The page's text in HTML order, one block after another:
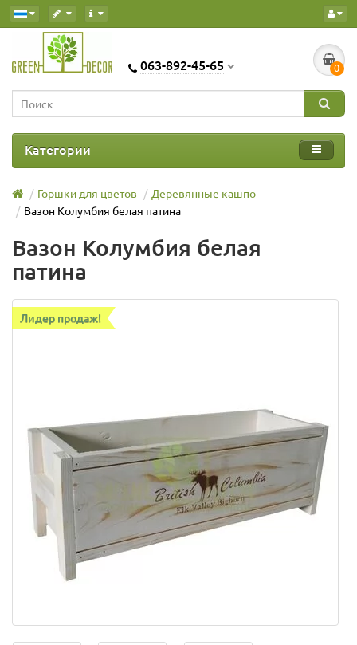
063-892-45-65 0
Категории
Горшки для цветов
Деревянные кашпо
Вазон Колумбия белая патина
Вазон Колумбия белая
патина
Лидер продаж!